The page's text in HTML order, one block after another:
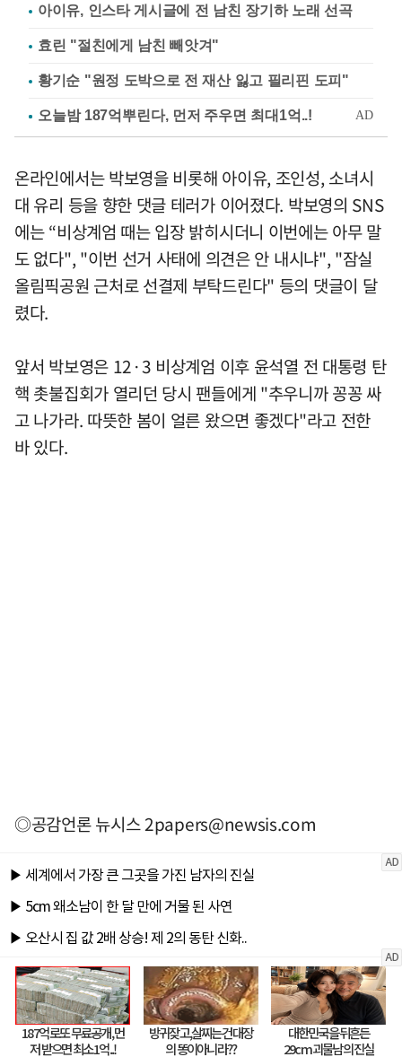
아이유, 인스타 게시글에 전 남친 장기하 노래 선곡
효린 "절친에게 남친 빼앗겨"
황기순 "원정 도박으로 전 재산 잃고 필리핀 도피"
온라인에서는 박보영을 비롯해 아이유, 조인성, 소녀시
대 유리 등을 향한 댓글 테러가 이어졌다. 박보영의 SNS
에는 “비상계엄 때는 입장 밝히시더니 이번에는 아무 말
도 없다", "이번 선거 사태에 의견은 안 내시냐", "잠실
올림픽공원 근처로 선결제 부탁드린다" 등의 댓글이 달
렸다.
앞서 박보영은 12·3 비상계엄 이후 윤석열 전 대통령 탄
핵 촛불집회가 열리던 당시 팬들에게 "추우니까 꽁꽁 싸
고 나가라. 따뜻한 봄이 얼른 왔으면 좋겠다"라고 전한
바 있다.
◎공감언론 뉴시스2papers@newsis.com